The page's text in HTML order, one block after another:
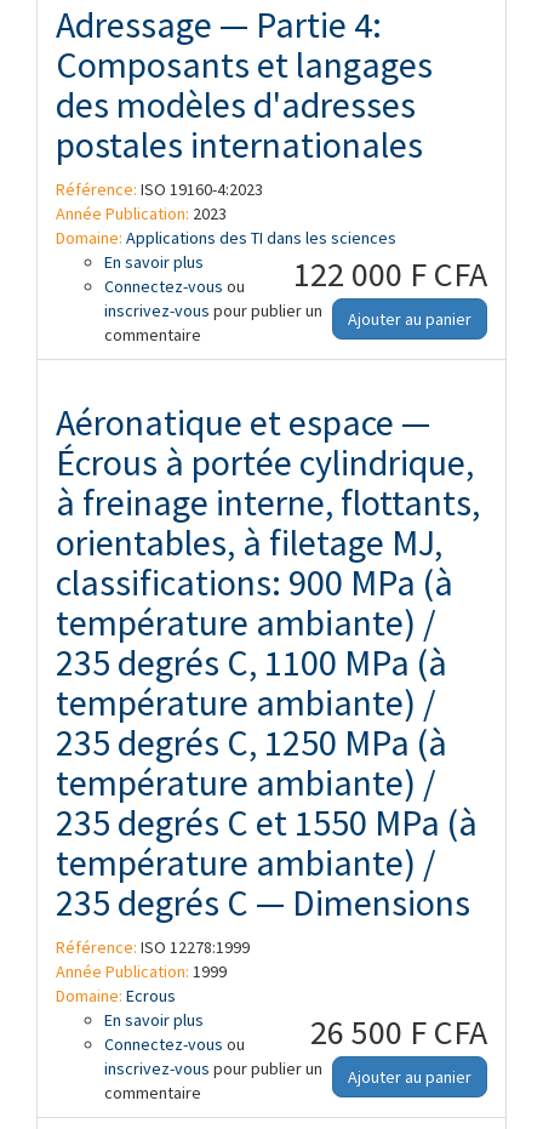
Adressage — Partie 4:
Composants et langages
des modèles d'adresses
postales internationales
Référence: ISO 19160-4:2023
Année Publication: 2023
Domaine: Applications des TI dans les sciences
122 000 F CFA
Ajouter au panier
En savoir plus à propos de Adressage — Partie 4:
Composants et langages des modèles
d'adresses postales internationales
Connectez-vous ou
inscrivez-vous pour publier un
commentaire
Aéronatique et espace —
Écrous à portée cylindrique,
à freinage interne, flottants,
orientables, à filetage MJ,
classifications: 900 MPa (à
température ambiante) /
235 degrés C, 1100 MPa (à
température ambiante) /
235 degrés C, 1250 MPa (à
température ambiante) /
235 degrés C et 1550 MPa (à
température ambiante) /
235 degrés C — Dimensions
Référence: ISO 12278:1999
Année Publication: 1999
Domaine: Ecrous
26 500 F CFA
Ajouter au panier
En savoir plus à propos de Aéronatique et espace —
Écrous à portée cylindrique, à freinage
interne, flottants, orientables, à filetage
MJ, classifications: 900 MPa (à
température ambiante) / 235 degrés C,
Connectez-vous ou
inscrivez-vous pour publier un
commentaire